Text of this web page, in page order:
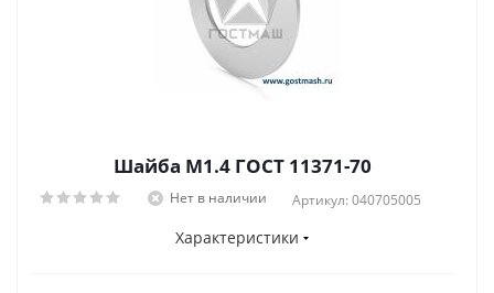
Шайба М1.4 ГОСТ 11371-70
Нет в наличии Артикул: 040705005
Характеристики